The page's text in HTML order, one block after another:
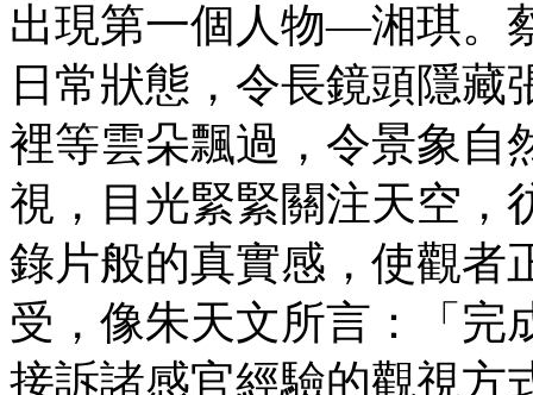
出現第一個人物—湘琪。
日常狀態，令長鏡頭隱
裡等雲朵飄過，令景象自
視，目光緊緊關注天空，
錄片般的真實感，使觀者
受，像朱天文所言：「完
接訴諸感官經驗的觀視方